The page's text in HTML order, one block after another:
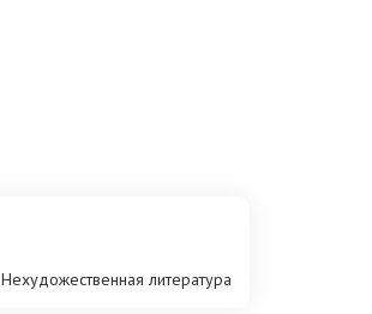
Нехудожественная литература